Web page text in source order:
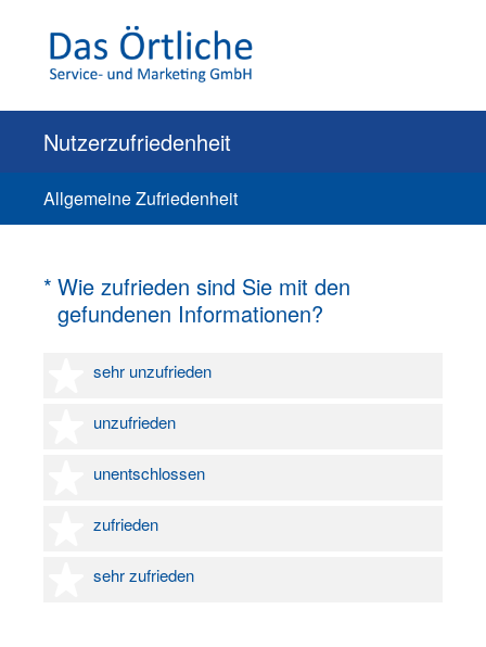
Nutzerzufriedenheit
Allgemeine Zufriedenheit
* Wie zufrieden sind Sie mit den
gefundenen Informationen?
(Erforderlich.)
sehr unzufrieden
1 Stern
unzufrieden
2 Sterne
unentschlossen
3 Sterne
zufrieden
4 Sterne
sehr zufrieden
5 Sterne